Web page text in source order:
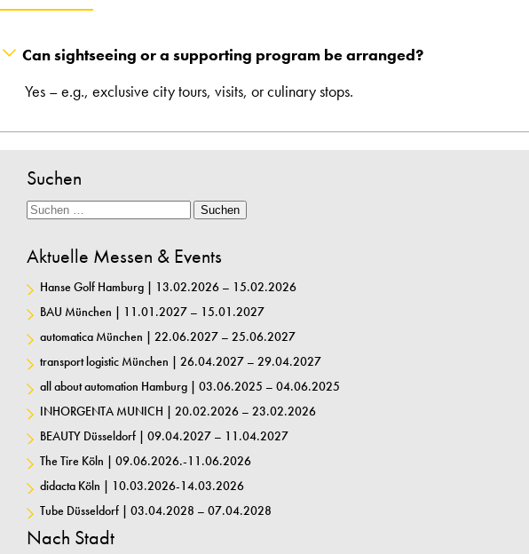
Can sightseeing or a supporting program be arranged?
Yes – e.g., exclusive city tours, visits, or culinary stops.
Suchen
Suche Suchen
Aktuelle Messen & Events
Hanse Golf Hamburg | 13.02.2026 – 15.02.2026
BAU München | 11.01.2027 – 15.01.2027
automatica München | 22.06.2027 – 25.06.2027
transport logistic München | 26.04.2027 – 29.04.2027
all about automation Hamburg | 03.06.2025 – 04.06.2025
INHORGENTA MUNICH | 20.02.2026 – 23.02.2026
BEAUTY Düsseldorf | 09.04.2027 – 11.04.2027
The Tire Köln | 09.06.2026.-11.06.2026
didacta Köln | 10.03.2026-14.03.2026
Tube Düsseldorf | 03.04.2028 – 07.04.2028
Nach Stadt